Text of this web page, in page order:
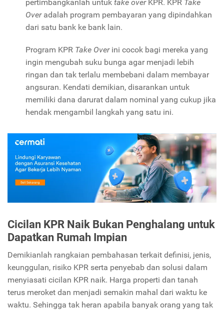
pertimbangkanlah untuk take overKPR. KPR Take
Overadalah program pembayaran yang dipindahkan
dari satu bank ke bank lain.
Program KPR Take Over ini cocok bagi mereka yang
ingin mengubah suku bunga agar menjadi lebih
ringan dan tak terlalu membebani dalam membayar
angsuran. Kendati demikian, disarankan untuk
memiliki dana darurat dalam nominal yang cukup jika
hendak mengambil langkah yang satu ini.
Cicilan KPR Naik Bukan Penghalang untuk
Dapatkan Rumah Impian
Demikianlah rangkaian pembahasan terkait definisi, jenis,
keunggulan, risiko KPR serta penyebab dan solusi dalam
menyiasati cicilan KPR naik. Harga properti dan tanah
terus meroket dan menjadi semakin mahal dari waktu ke
waktu. Sehingga tak heran apabila banyak orang yang tak